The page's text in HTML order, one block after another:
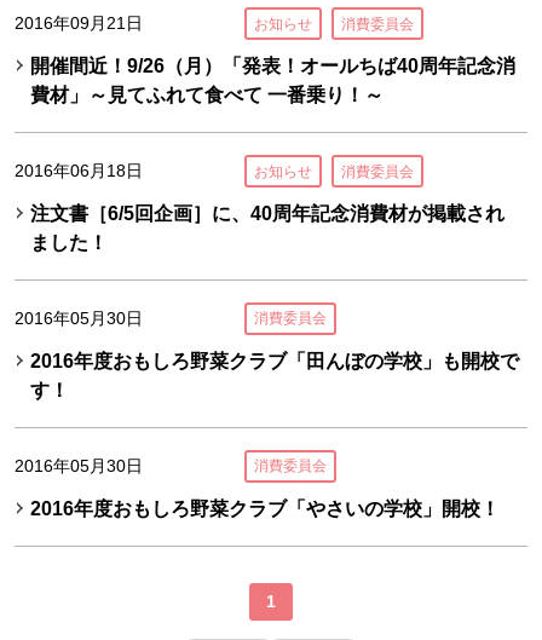
2016年09月21日 お知らせ 消費委員会
開催間近！9/26（月）「発表！オールちば40周年記念消
費材」～見てふれて食べて 一番乗り！～
2016年06月18日 お知らせ 消費委員会
注文書［6/5回企画］に、40周年記念消費材が掲載され
ました！
2016年05月30日 消費委員会
2016年度おもしろ野菜クラブ「田んぼの学校」も開校で
す！
2016年05月30日 消費委員会
2016年度おもしろ野菜クラブ「やさいの学校」開校！
1